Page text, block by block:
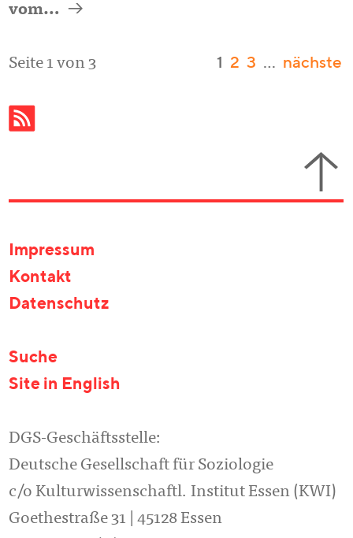
vom…
a
Seite 1 von 3 1 2 3 … nächste
Impressum
Kontakt
Datenschutz
Suche
Site in English
DGS-Geschäftsstelle:
Deutsche Gesellschaft für Soziologie
c/o Kulturwissenschaftl. Institut Essen (KWI)
Goethestraße 31 | 45128 Essen